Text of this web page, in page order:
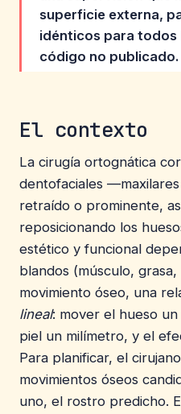
superficie externa,
idénticos para todos
código no publicado.
El contexto
La cirugía ortognática
dentofaciales
retraído o prominente,
reposicionando los
estético y funcional
blandos (músculo,
movimiento óseo, una
lineal: mover el hueso
piel un milímetro, y el
Para planificar, el
movimientos óseos
uno, el rostro predicho.